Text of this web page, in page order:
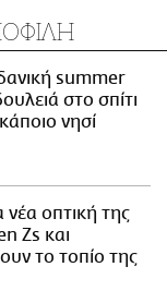
summer
στο σπίτι
νησί
οπτική της
Zs και
το τοπίο της